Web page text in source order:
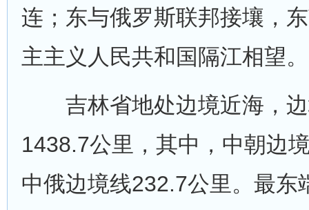
连；东与俄罗斯联邦接壤，
主主义人民共和国隔江相望。
吉林省地处边境近海，边
1438.7公里，其中，中朝边
中俄边境线232.7公里。最东